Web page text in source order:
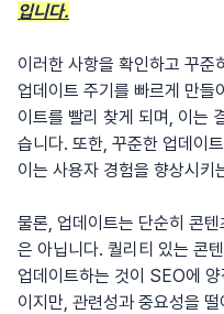
입니다.
이러한 사항을 확인하고 꾸준
업데이트 주기를 빠르게 만들
이트를 빨리 찾게 되며, 이는
습니다. 또한, 꾸준한 업데이
이는 사용자 경험을 향상시키
물론, 업데이트는 단순히 콘
은 아닙니다. 퀄리티 있는 콘
업데이트하는 것이 SEO에
이지만, 관련성과 중요성을